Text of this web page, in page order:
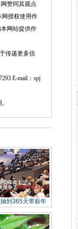
赞同其观点
网授权使用作
网站提供作
传递更多信
E-mail：spj
抽到365天带薪年